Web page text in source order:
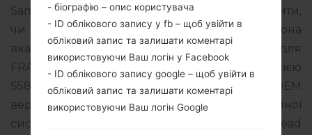
Samsung Galaxy Ace, але не забудьте перевірити,
чи відповідає номер моделі вашого смартфона
вказаному GT-S5830. Код прошивки SFR для
FRANCE. Продукт поставляється з PDA версією
S5830BUKT2 версія CSC S5830SFRKT1, MODEM
версия S5830XWKT8. Версія операційної
системи даної прошивки Android Gingerbread
- біографію – опис користувача
- ID облікового запису у fb – щоб увійти в
обліковий запис та залишати коментарі
використовуючи Ваш логін у Facebook
- ID облікового запису google – щоб увійти в
обліковий запис та залишати коментарі
використовуючи Ваш логін Google